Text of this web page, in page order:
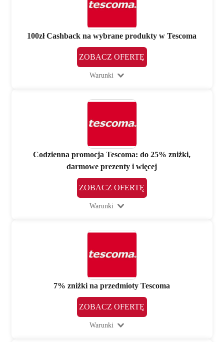
100zł Cashback na wybrane produkty w Tescoma
ZOBACZ OFERTĘ
Warunki
Codzienna promocja Tescoma: do 25% zniżki,
darmowe prezenty i więcej
ZOBACZ OFERTĘ
Warunki
7% zniżki na przedmioty Tescoma
ZOBACZ OFERTĘ
Warunki